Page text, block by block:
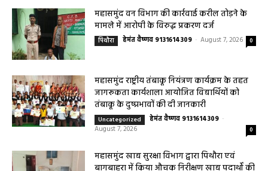
महासमुंद वन विभाग की कार्रवाई करील तोड़ने के
मामले में आरोपी के विरुद्ध प्रकरण दर्ज
पिथौरा हेमंत वैष्णव 9131614309 - August 7, 2026 0
महासमुंद राष्ट्रीय तंबाकू नियंत्रण कार्यक्रम के तहत
जागरूकता कार्यशाला आयोजित विद्यार्थियों को
तंबाकू के दुष्प्रभावों की दी जानकारी
Uncategorized हेमंत वैष्णव 9131614309 -
August 7, 2026
0
महासमुंद खाद्य सुरक्षा विभाग द्वारा पिथौरा एवं